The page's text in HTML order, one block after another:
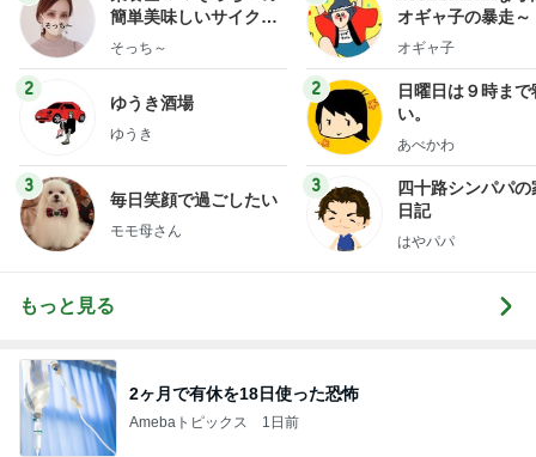
簡単美味しいサイクル
献立
そっち～
2
ゆうき酒場
ゆうき
3
毎日笑顔で過ごしたい
モモ母さん
オギャ子の暴走～
オギャ子
2
日曜日は９時まで
い。
あべかわ
3
四十路シンパパの
日記
はやパパ
もっと見る
2ヶ月で有休を18日使った恐怖
Amebaトピックス 1日前